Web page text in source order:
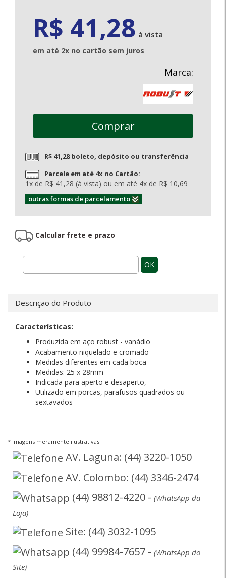
R$ 41,28 à vista
em até 2x no cartão sem juros
Marca:
Comprar
R$ 41,28 boleto, depósito ou transferência
Parcele em até 4x no Cartão:
1x de R$ 41,28 (à vista) ou em até 4x de R$ 10,69
outras formas de parcelamento
Calcular frete e prazo
OK
Descrição do Produto
Características:
Produzida em aço robust - vanádio
Acabamento niquelado e cromado
Medidas diferentes em cada boca
Medidas: 25 x 28mm
Indicada para aperto e desaperto,
Utilizado em porcas, parafusos quadrados ou
sextavados
* Imagens meramente ilustrativas
AV. Laguna: (44) 3220-1050
AV. Colombo: (44) 3346-2474
(44) 98812-4220 - (WhatsApp da
Loja)
Site: (44) 3032-1095
(44) 99984-7657 - (WhatsApp do
Site)